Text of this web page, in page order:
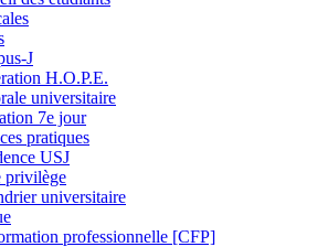
J
H.O.P.E.
universitaire
7e jour
pratiques
USJ
privilège
universitaire
professionnelle [CFP]